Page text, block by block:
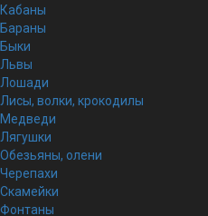
Кабаны
Бараны
Быки
Львы
Лошади
Лисы, волки, крокодилы
Медведи
Лягушки
Обезьяны, олени
Черепахи
Скамейки
Фонтаны